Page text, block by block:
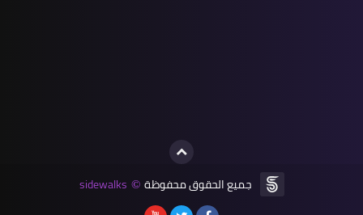
جميع الحقوق محفوظة ©
sidewalks